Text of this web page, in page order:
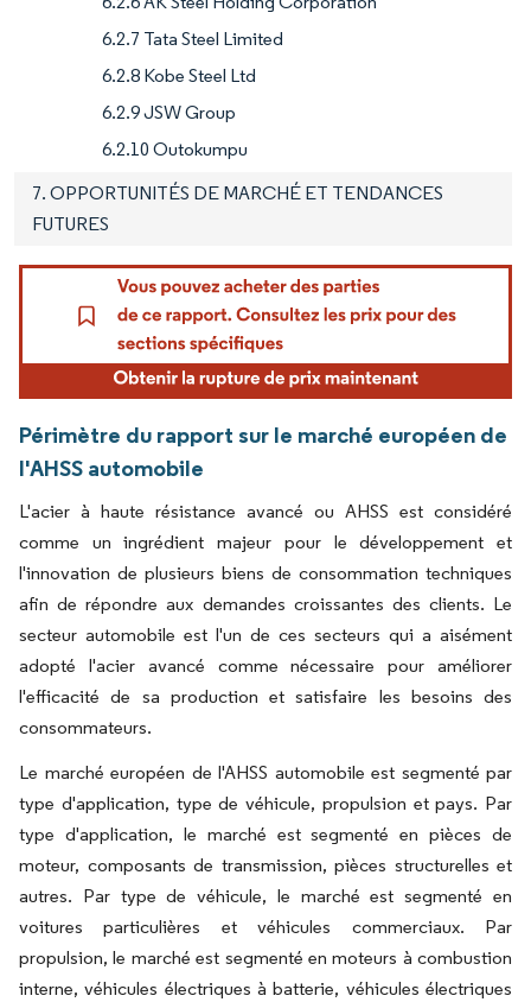
6.2.7 Tata Steel Limited
6.2.8 Kobe Steel Ltd
6.2.9 JSW Group
6.2.10 Outokumpu
7. OPPORTUNITÉS DE MARCHÉ ET TENDANCES
FUTURES
Périmètre du rapport sur le marché européen de
l'AHSS automobile
L'acier à haute résistance avancé ou AHSS est considéré
comme un ingrédient majeur pour le développement et
l'innovation de plusieurs biens de consommation techniques
afin de répondre aux demandes croissantes des clients. Le
secteur automobile est l'un de ces secteurs qui a aisément
adopté l'acier avancé comme nécessaire pour améliorer
l'efficacité de sa production et satisfaire les besoins des
consommateurs.
Le marché européen de l'AHSS automobile est segmenté par
type d'application, type de véhicule, propulsion et pays. Par
type d'application, le marché est segmenté en pièces de
moteur, composants de transmission, pièces structurelles et
autres. Par type de véhicule, le marché est segmenté en
voitures particulières et véhicules commerciaux. Par
propulsion, le marché est segmenté en moteurs à combustion
interne, véhicules électriques à batterie, véhicules électriques